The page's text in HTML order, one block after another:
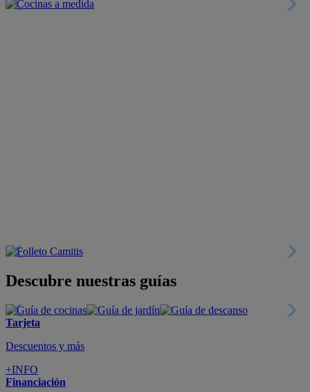
Descubre nuestras guías
Tarjeta
Descuentos y más
+INFO
Financiación